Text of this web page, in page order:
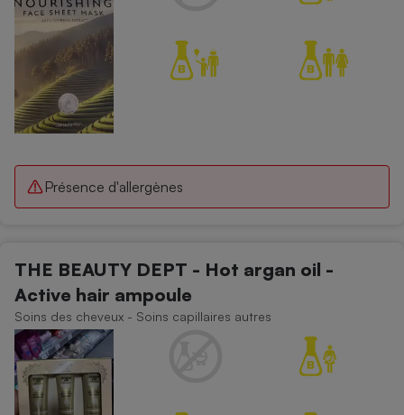
Présence d'allergènes
THE BEAUTY DEPT - Hot argan oil -
Active hair ampoule
Soins des cheveux - Soins capillaires autres